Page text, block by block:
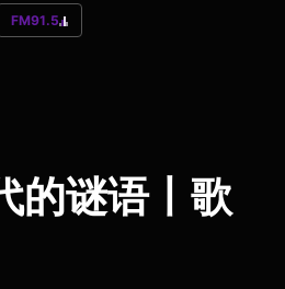
FM91.5
的谜语丨歌